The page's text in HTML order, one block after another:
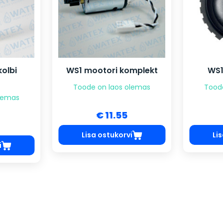
WS1 mootori komplekt
Toode on laos olemas
€ 11.55
Lisa ostukorvi